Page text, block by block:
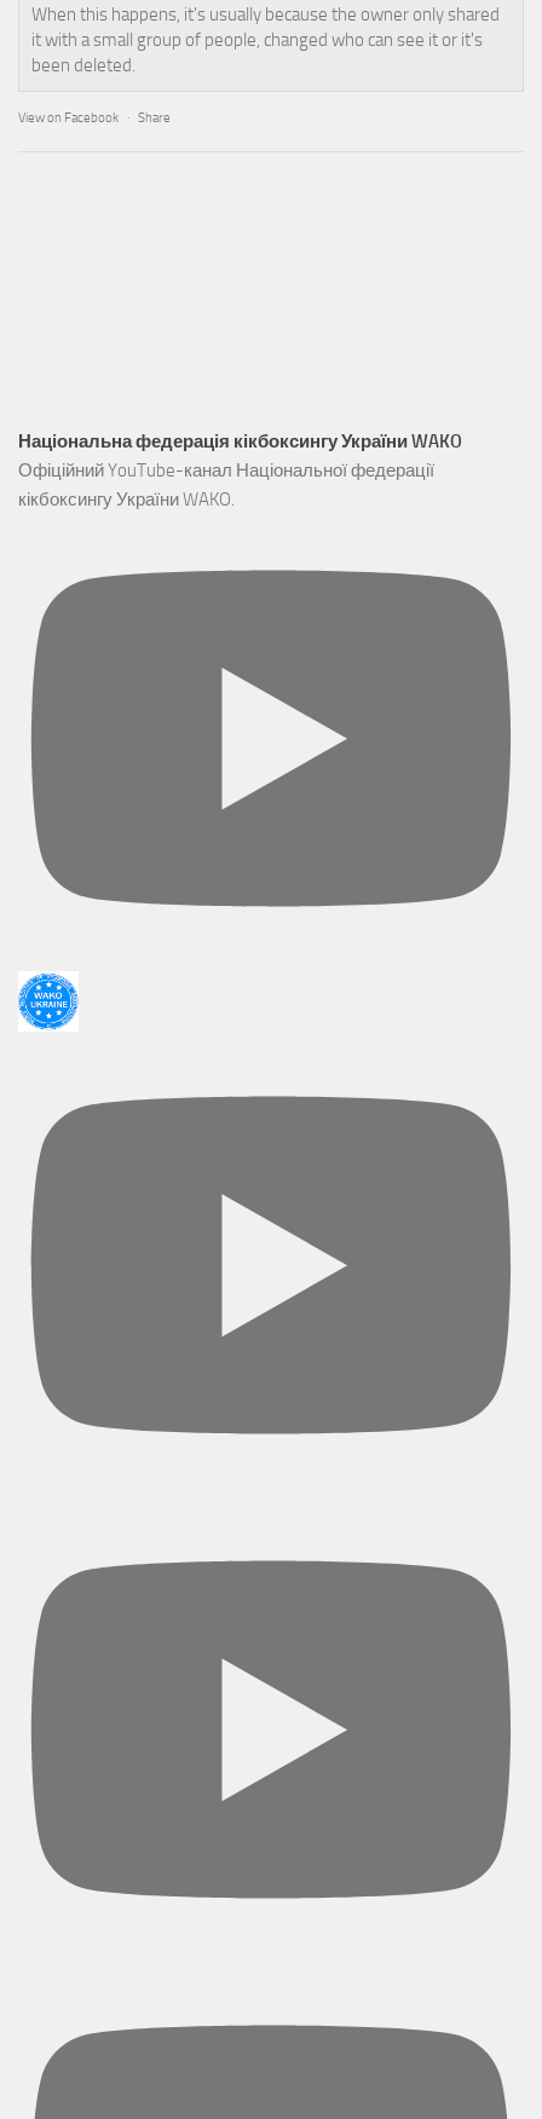
When this happens, it's usually because the owner only shared
it with a small group of people, changed who can see it or it's
been deleted.
View on Facebook · Share
Національна федерація кікбоксингу України WAKO
Офіційний YouTube-канал Національної федерації
кікбоксингу України WAKO.